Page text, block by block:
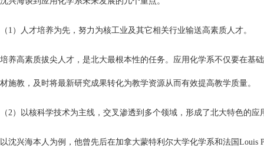
（1）人才培养为先，努力为核工业及其它相关行业输送高素质人才。
培养高素质拔尖人才，是北大最根本性的任务。应用化学系不仅要在基
材施教，及时将最新研究成果转化为教学资源从而有效提高教学质量。
（2）以核科学技术为主线，交叉渗透到多个领域，形成了北大特色的
以沈兴海本人为例，他曾先后在加拿大蒙特利尔大学化学系和法国